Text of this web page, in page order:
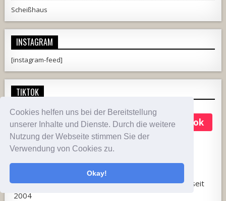
Cookies helfen uns bei der Bereitstellung
unserer Inhalte und Dienste. Durch die weitere
Nutzung der Webseite stimmen Sie der
Verwendung von Cookies zu.
Okay!
Scheißhaus
INSTAGRAM
[instagram-feed]
TIKTOK
KLE
@fusselblog
Follow on TikTok
Videos
Autos sind meine LEIDENschaft. Werkstattblogger seit
2004